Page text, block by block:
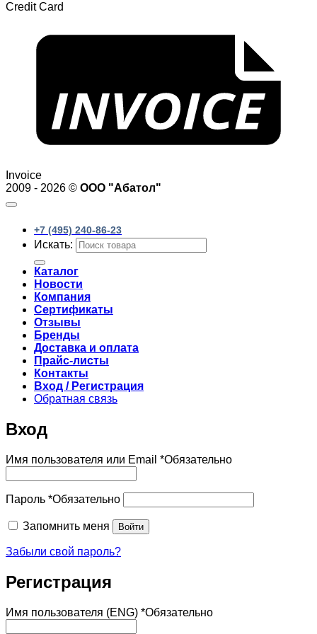
Credit Card
Invoice
2009 - 2026 © ООО "Абатол"
+7 (495) 240-86-23
Искать:
Каталог
Новости
Компания
Сертификаты
Отзывы
Бренды
Доставка и оплата
Прайс-листы
Контакты
Вход / Регистрация
Обратная связь
Вход
Имя пользователя или Email *Обязательно
Пароль *Обязательно
Запомнить меня Войти
Забыли свой пароль?
Регистрация
Имя пользователя (ENG) *Обязательно